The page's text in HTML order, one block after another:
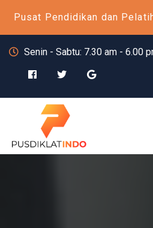
Pusat Pendidikan dan
Senin - Sabtu: 7.30 am - 6.00